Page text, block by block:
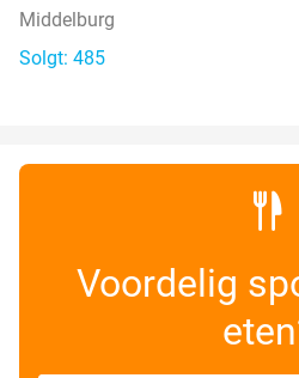
Middelburg
Solgt: 485
Voordelig